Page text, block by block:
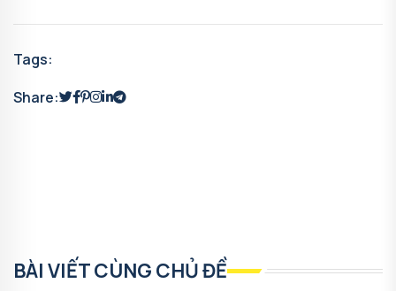
Tags:
Share:
BÀI VIẾT CÙNG CHỦ ĐỀ